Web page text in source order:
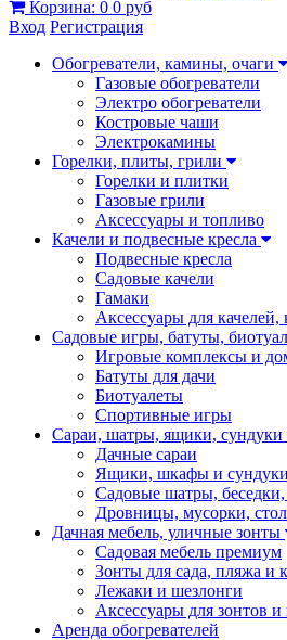
Корзина: 0 0 руб
Вход Регистрация
Обогреватели, камины, очаги
Газовые обогреватели
Электро обогреватели
Костровые чаши
Электрокамины
Горелки, плиты, грили
Горелки и плитки
Газовые грили
Аксессуары и топливо
Качели и подвесные кресла
Подвесные кресла
Садовые качели
Гамаки
Аксессуары для качелей,
Садовые игры, батуты,
Игровые комплексы и
Батуты для дачи
Биотуалеты
Спортивные игры
Сараи, шатры, ящики, сундуки
Дачные сараи
Ящики, шкафы и сундуки
Садовые шатры,
Дровницы, мусорки,
Дачная мебель, уличные зонты
Садовая мебель премиум
Зонты для сада, пляжа и
Лежаки и шезлонги
Аксессуары для зонтов и
Аренда обогревателей